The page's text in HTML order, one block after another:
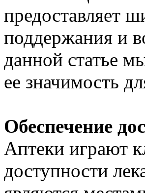
предоставляет
поддержания и
данной статье
ее значимость
Обеспечение
Аптеки играют
доступности